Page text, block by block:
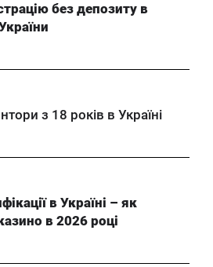
без депозиту в
з 18 років в Україні
в Україні – як
в 2026 році